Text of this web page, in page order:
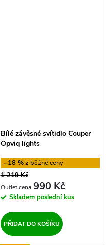
Bílé závěsné svítidlo Couper
Opviq lights
–18 %
1 219 Kč
990 Kč
Skladem poslední kus
PŘIDAT DO KOŠÍKU